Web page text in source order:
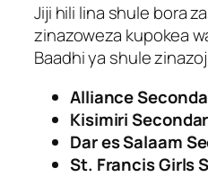
Jiji hili lina shule bora
zinazoweza kupokea
Baadhi ya shule
Alliance
Kisimiri
Dar es Salaam
St. Francis Girls